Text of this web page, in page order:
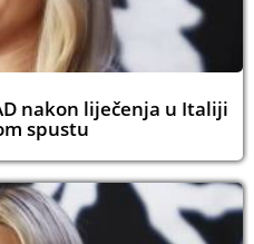
nakon liječenja u Italiji
spustu